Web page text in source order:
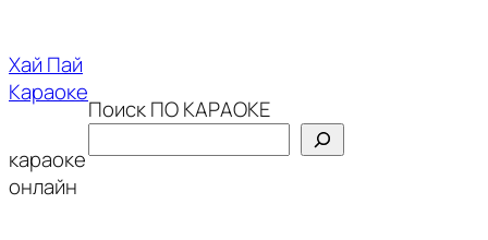
содержимому
Хай Пай
Караоке
караоке
онлайн
Поиск ПО КАРАОКЕ